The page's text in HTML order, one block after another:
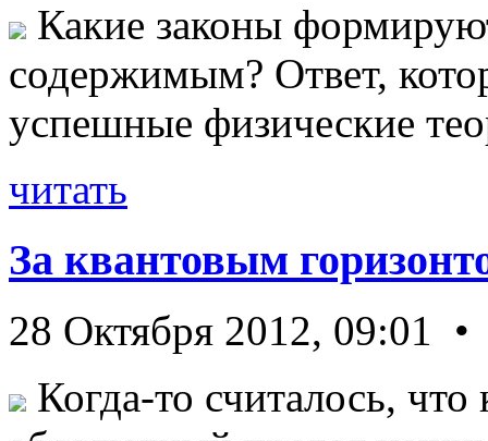
Какие законы
содержимым? Ответ,
успешные физические
читать
За квантовым
28 Октября 2012, 09:01
Когда-то считалось, что